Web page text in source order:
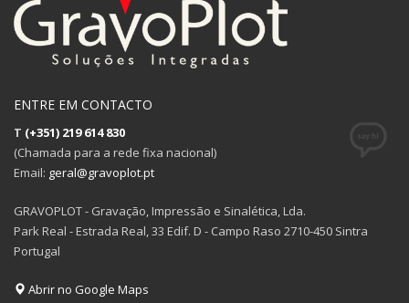
ENTRE EM CONTACTO
T (+351) 219 614 830
(Chamada para a rede fixa nacional)
Email: geral@gravoplot.pt
GRAVOPLOT - Gravação, Impressão e Sinalética, Lda.
Park Real - Estrada Real, 33 Edif. D - Campo Raso 2710-450 Sintra
Portugal
Abrir no Google Maps